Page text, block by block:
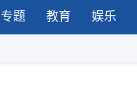
专题 教育 娱乐